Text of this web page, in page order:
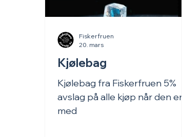
Kjølebag
Kjølebag fra Fiskerfruen 5%
avslag på alle kjøp når den er
med
Fiskerfruen
20. mars